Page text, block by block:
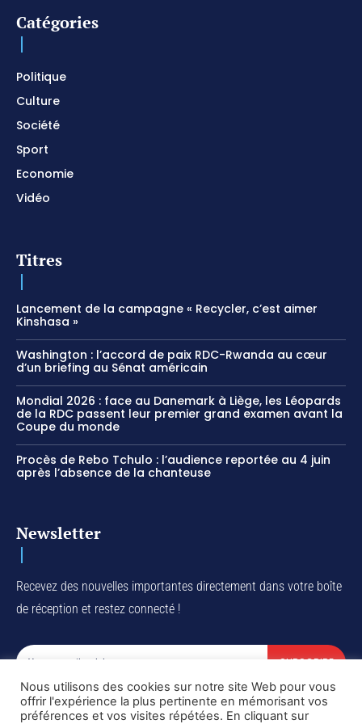
I SURRENDER / Soaking Worship Instrumental /
Catégories
Politique
Culture
Société
Sport
Economie
Vidéo
Titres
Lancement de la campagne « Recycler, c’est aimer
Kinshasa »
Washington : l’accord de paix RDC-Rwanda au cœur
d’un briefing au Sénat américain
Mondial 2026 : face au Danemark à Liège, les Léopards
de la RDC passent leur premier grand examen avant la
Coupe du monde
Procès de Rebo Tchulo : l’audience reportée au 4 juin
après l’absence de la chanteuse
Newsletter
Recevez des nouvelles importantes directement dans votre boîte
de réception et restez connecté !
SUBSCRIBE
I've read and accept thePrivacy Policy.
Nous utilisons des cookies sur notre site Web pour vous
offrir l'expérience la plus pertinente en mémorisant vos
préférences et vos visites répétées. En cliquant sur